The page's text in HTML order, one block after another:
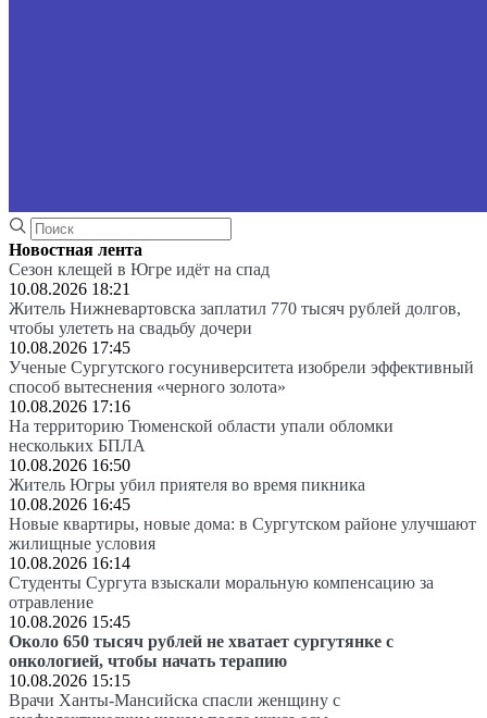
Новостная лента
Сезон клещей в Югре идёт на спад
10.08.2026 18:21
Житель Нижневартовска заплатил 770 тысяч рублей долгов,
чтобы улететь на свадьбу дочери
10.08.2026 17:45
Ученые Сургутского госуниверситета изобрели эффективный
способ вытеснения «черного золота»
10.08.2026 17:16
На территорию Тюменской области упали обломки
нескольких БПЛА
10.08.2026 16:50
Житель Югры убил приятеля во время пикника
10.08.2026 16:45
Новые квартиры, новые дома: в Сургутском районе улучшают
жилищные условия
10.08.2026 16:14
Студенты Сургута взыскали моральную компенсацию за
отравление
10.08.2026 15:45
Около 650 тысяч рублей не хватает сургутянке с
онкологией, чтобы начать терапию
10.08.2026 15:15
Врачи Ханты-Мансийска спасли женщину с